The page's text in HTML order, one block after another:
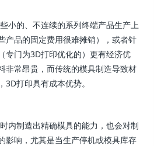
小的、不连续的系列终端产品生产上
产品的固定费用很难摊销），或者针
专门为3D打印优化的）更有经济优
非常昂贵，而传统的模具制造导致材
打印具有成本优势。
内制造出精确模具的能力，也会对制
影响，尤其是当生产停机或模具库存